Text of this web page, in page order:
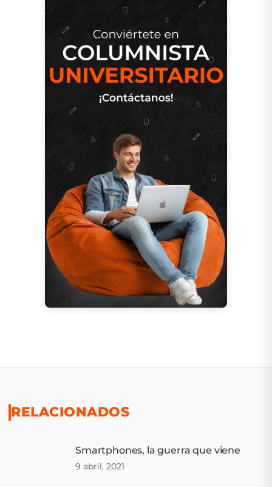
RELACIONADOS
Smartphones, la guerra que viene
9 abril, 2021